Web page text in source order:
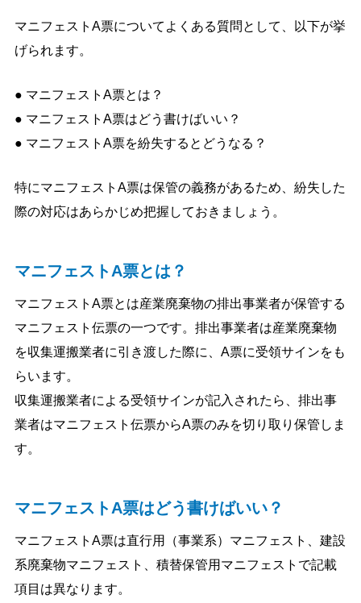
マニフェストA票についてよくある質問として、以下が挙
げられます。
● マニフェストA票とは？
● マニフェストA票はどう書けばいい？
● マニフェストA票を紛失するとどうなる？
特にマニフェストA票は保管の義務があるため、紛失した
際の対応はあらかじめ把握しておきましょう。
マニフェストA票とは？
マニフェストA票とは産業廃棄物の排出事業者が保管する
マニフェスト伝票の一つです。排出事業者は産業廃棄物
を収集運搬業者に引き渡した際に、A票に受領サインをも
らいます。
収集運搬業者による受領サインが記入されたら、排出事
業者はマニフェスト伝票からA票のみを切り取り保管しま
す。
マニフェストA票はどう書けばいい？
マニフェストA票は直行用（事業系）マニフェスト、建設
系廃棄物マニフェスト、積替保管用マニフェストで記載
項目は異なります。